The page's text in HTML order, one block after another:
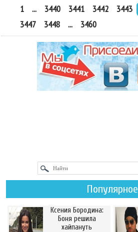
1 ... 3440 3441 3442 3443
3447
3448 ... 3460
Популярное
Ксения Бородина:
Боня решила
хайпануть